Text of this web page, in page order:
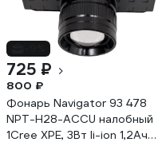
725 ₽
800 ₽
Фонарь Navigator 93 478
NPT-H28-ACCU налобный
1Cree XPE, 3Вт li-ion 1,2Ач